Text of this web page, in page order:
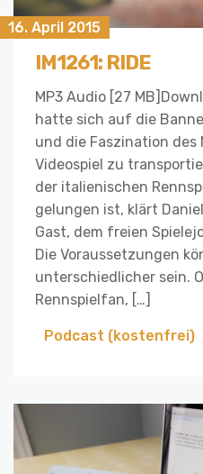
16. April 2015
IM1261: RIDE
MP3 Audio [27
hatte sich auf die
und die Faszination
Videospiel zu
der italienischen
gelungen ist, klärt
Gast, dem freien
Die Voraussetzungen
unterschiedlicher sein.
Rennspielfan, […]
Podcast (kostenfrei)